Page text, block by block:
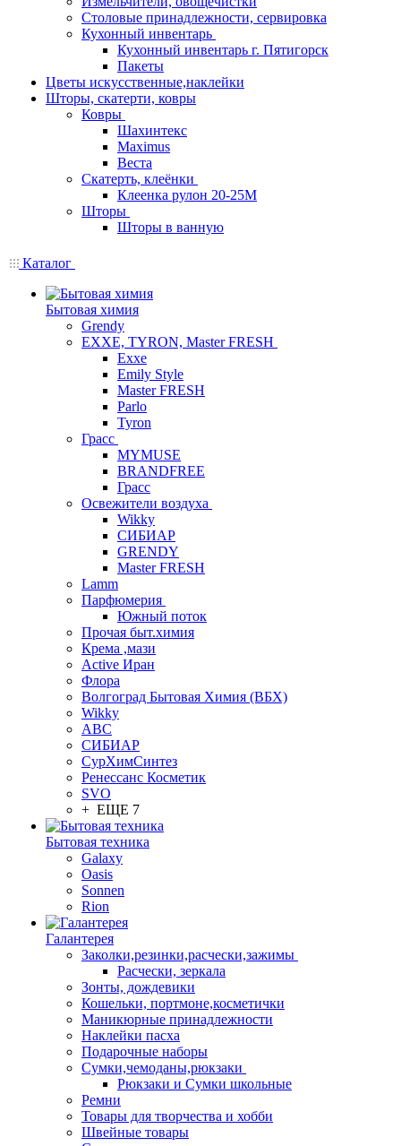
Столовые принадлежности, сервировка
Кухонный инвентарь
Кухонный инвентарь г. Пятигорск
Пакеты
Цветы искусственные,наклейки
Шторы, скатерти, ковры
Ковры
Шахинтекс
Maximus
Веста
Скатерть, клеёнки
Клеенка рулон 20-25М
Шторы
Шторы в ванную
Каталог
Бытовая химия
Grendy
EXXE, TYRON, Master FRESH
Exxe
Emily Style
Master FRESH
Parlo
Tyron
Грасс
MYMUSE
BRANDFREE
Грасс
Освежители воздуха
Wikky
СИБИАР
GRENDY
Master FRESH
Lamm
Парфюмерия
Южный поток
Прочая быт.химия
Крема ,мази
Аctive Иран
Флора
Волгоград Бытовая Химия (ВБХ)
Wikky
АВС
СИБИАР
СурХимСинтез
Ренессанс Косметик
SVO
+ ЕЩЕ 7
Бытовая техника
Galaxy
Oasis
Sonnen
Rion
Галантерея
Заколки,резинки,расчески,зажимы
Расчески, зеркала
Зонты, дождевики
Кошельки, портмоне,косметички
Маникюрные принадлежности
Наклейки пасха
Подарочные наборы
Сумки,чемоданы,рюкзаки
Рюкзаки и Сумки школьные
Ремни
Товары для творчества и хобби
Швейные товары